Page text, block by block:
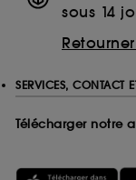
sous 14
SERVICES, CONTACT
Télécharger notre